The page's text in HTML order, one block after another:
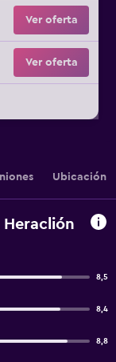
Ver oferta
Ver oferta
Ubicación
Heraclión
8,5
8,4
8,8